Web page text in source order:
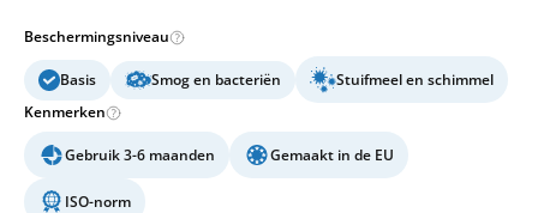
Beschermingsniveau
Basis Smog en bacteriën
Stuifmeel en schimmel
Kenmerken
Gebruik 3-6 maanden Gemaakt in de EU
ISO-norm